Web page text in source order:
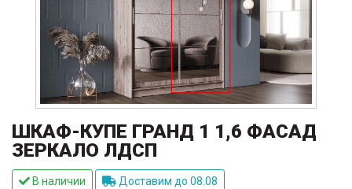
ШКАФ-КУПЕ ГРАНД 1 1,6 ФАСАД
ЗЕРКАЛО ЛДСП
В наличии Доставим до 08.08